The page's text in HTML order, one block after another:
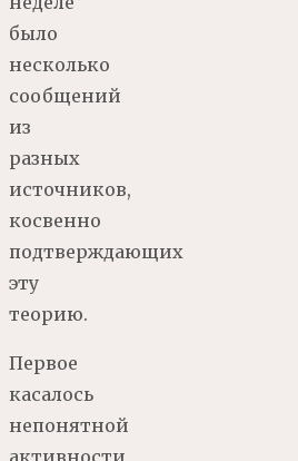
было
несколько
сообщений
из
разных
источников,
косвенно
подтверждающих
эту
теорию.
Первое
касалось
непонятной